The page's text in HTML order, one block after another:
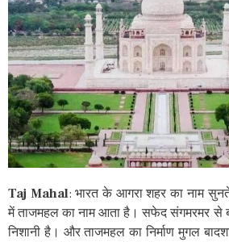
Taj Mahal: भारत के आगरा शहर का नाम
में ताजमहल का नाम आता है। सफेद संगमरमर से
निशानी है। और ताजमहल का निर्माण मुगल